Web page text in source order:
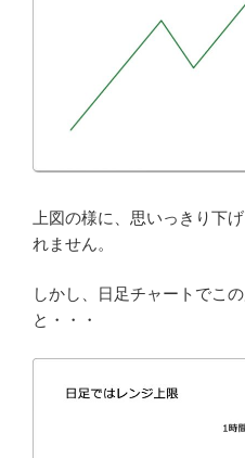
上図の様に、思いっきり下
れません。
しかし、日足チャートでこ
と・・・